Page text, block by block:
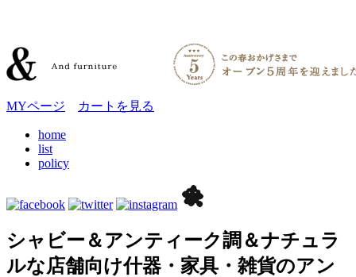
MYページ カートを見る
home
list
policy
シャビー＆アンティーク調＆ナチュラ
ルな店舗向け什器・家具・雑貨のアン